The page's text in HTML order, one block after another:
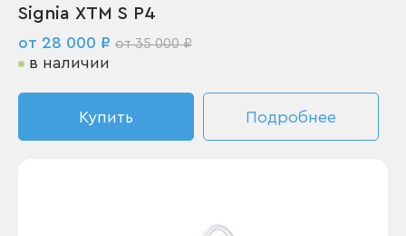
Signia XTM S P4
от 28 000 ₽ от 35 000 ₽
в наличии
Купить Подробнее